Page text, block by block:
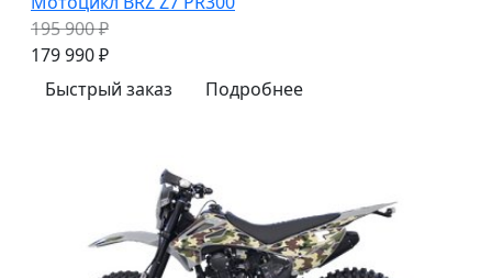
195 900 ₽
179 990 ₽
Быстрый заказ
Подробнее